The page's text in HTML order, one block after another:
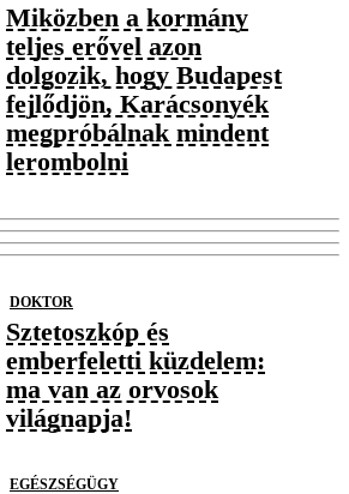
Miközben a kormány
teljes erővel azon
dolgozik, hogy Budapest
fejlődjön, Karácsonyék
megpróbálnak mindent
lerombolni
DOKTOR
Sztetoszkóp és
emberfeletti küzdelem:
ma van az orvosok
világnapja!
EGÉSZSÉGÜGY